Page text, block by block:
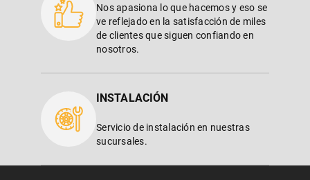
Nos apasiona lo que hacemos y eso se
ve reflejado en la satisfacción de miles
de clientes que siguen confiando en
nosotros.
INSTALACIÓN
Servicio de instalación en nuestras
sucursales.